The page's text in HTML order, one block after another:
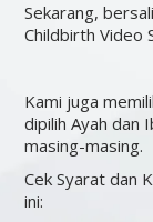
Sekarang,
Childbirth Video
Kami juga
dipilih Ayah dan
masing-masing.
Cek Syarat dan
ini: